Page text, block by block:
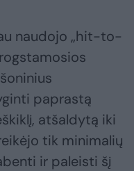
naudojo „hit-to-
paprastą
atšaldytą iki
tik minimalių
ir paleisti šį